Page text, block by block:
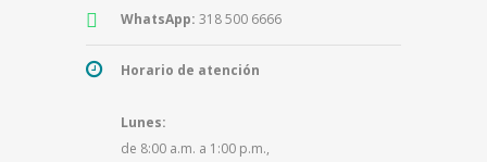
WhatsApp: 318 500 6666
Horario de atención
Lunes:
de 8:00 a.m. a 1:00 p.m.,